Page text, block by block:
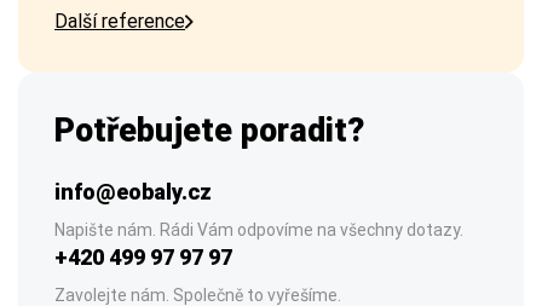
Další reference
Potřebujete poradit?
info@eobaly.cz
Napište nám. Rádi Vám odpovíme na všechny dotazy.
+420 499 97 97 97
Zavolejte nám. Společně to vyřešíme.